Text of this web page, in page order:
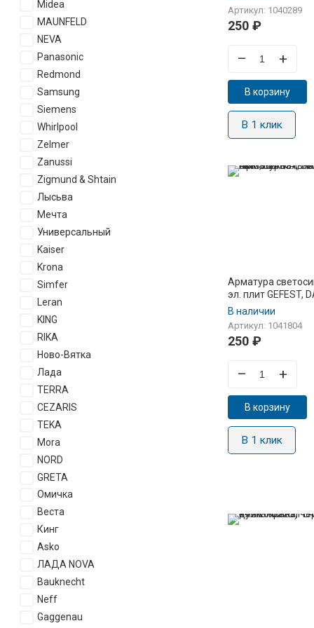
Midea
MAUNFELD
NEVA
Panasonic
Redmond
Samsung
Siemens
Whirlpool
Zelmer
Zanussi
Zigmund & Shtain
Лысьва
Мечта
Универсальный
Kaiser
Krona
Simfer
Leran
KING
RIKA
Ново-Вятка
Лада
TERRA
CEZARIS
TEKA
Mora
NORD
GRETA
Омичка
Веста
Кинг
Asko
ЛАДА NOVA
Bauknecht
Neff
Gaggenau
Артикул: 1040289
250 ₽
– +
В корзину
В 1 клик
Арматура
эл. плит GEFEST,
KING, FLAMA,
В наличии
Артикул: 1041804
250 ₽
– +
В корзину
В 1 клик